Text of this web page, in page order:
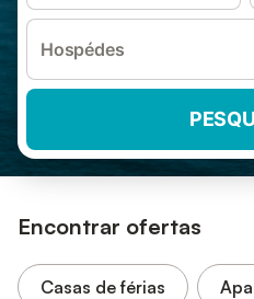
Hospédes
Encontrar ofertas
Casas de férias